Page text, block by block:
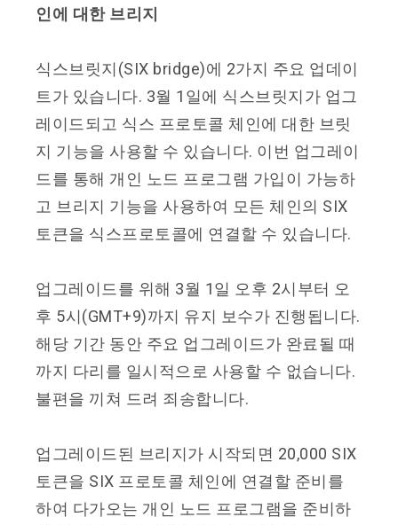
인에 대한 브리지
식스브릿지(SIX bridge)에 2가지 주요 업데이
트가 있습니다. 3월 1일에 식스브릿지가 업그
레이드되고 식스 프로토콜 체인에 대한 브릿
지 기능을 사용할 수 있습니다. 이번 업그레이
드를 통해 개인 노드 프로그램 가입이 가능하
고 브리지 기능을 사용하여 모든 체인의 SIX
토큰을 식스프로토콜에 연결할 수 있습니다.
업그레이드를 위해 3월 1일 오후 2시부터 오
후 5시(GMT+9)까지 유지 보수가 진행됩니다.
해당 기간 동안 주요 업그레이드가 완료될 때
까지 다리를 일시적으로 사용할 수 없습니다.
불편을 끼쳐 드려 죄송합니다.
업그레이드된 브리지가 시작되면 20,000 SIX
토큰을 SIX 프로토콜 체인에 연결할 준비를
하여 다가오는 개인 노드 프로그램을 준비하